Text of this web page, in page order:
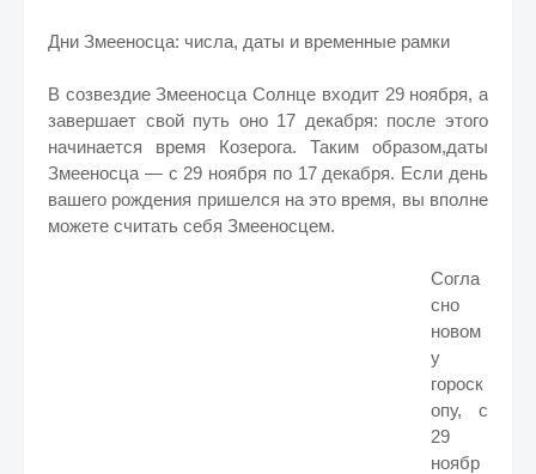
Дни Змееносца: числа, даты и временные рамки
В созвездие Змееносца Солнце входит 29 ноября, а
завершает свой путь оно 17 декабря: после этого
начинается время Козерога. Таким образом,даты
Змееносца — с 29 ноября по 17 декабря. Если день
вашего рождения пришелся на это время, вы вполне
можете считать себя Змееносцем.
Согла
сно
новом
у
гороск
опу, с
29
ноябр